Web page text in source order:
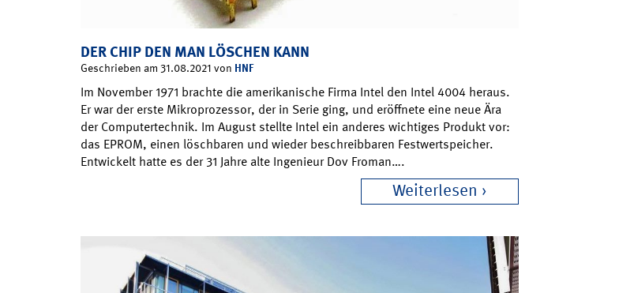
DER CHIP DEN MAN LÖSCHEN KANN
Geschrieben am 31.08.2021 von HNF
Im November 1971 brachte die amerikanische Firma Intel den Intel 4004 heraus.
Er war der erste Mikroprozessor, der in Serie ging, und eröffnete eine neue Ära
der Computertechnik. Im August stellte Intel ein anderes wichtiges Produkt vor:
das EPROM, einen löschbaren und wieder beschreibbaren Festwertspeicher.
Entwickelt hatte es der 31 Jahre alte Ingenieur Dov Froman….
Weiterlesen